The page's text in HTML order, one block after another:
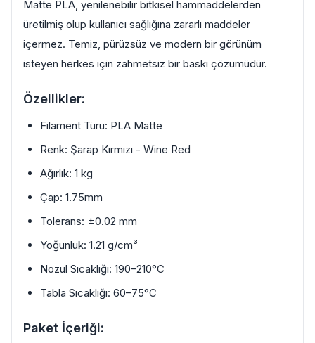
Matte PLA, yenilenebilir bitkisel hammaddelerden
üretilmiş olup kullanıcı sağlığına zararlı maddeler
içermez. Temiz, pürüzsüz ve modern bir görünüm
isteyen herkes için zahmetsiz bir baskı çözümüdür.
Özellikler:
Filament Türü: PLA Matte
Renk: Şarap Kırmızı - Wine Red
Ağırlık: 1 kg
Çap: 1.75mm
Tolerans: ±0.02 mm
Yoğunluk: 1.21 g/cm³
Nozul Sıcaklığı: 190–210°C
Tabla Sıcaklığı: 60–75°C
Paket İçeriği: